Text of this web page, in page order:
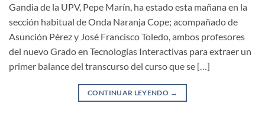
Gandia de la UPV, Pepe Marín, ha estado esta mañana en la
sección habitual de Onda Naranja Cope; acompañado de
Asunción Pérez y José Francisco Toledo, ambos profesores
del nuevo Grado en Tecnologías Interactivas para extraer un
primer balance del transcurso del curso que se […]
CONTINUAR LEYENDO →